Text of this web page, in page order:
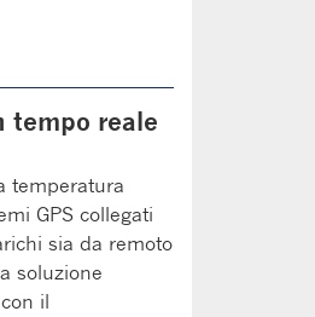
tempo reale
temperatura
GPS collegati
sia da remoto
soluzione
il